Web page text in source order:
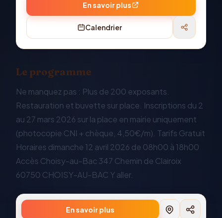
En savoir plus
Calendrier
Le programme
Ne manquez pas : Plus de 200 exposants.
Restauration et buvette sur place. Inscriptions du 2
au 27 mars 2026 sur la place en mairie uniquement
(photocopie CNI + chèque, 4,50€/m). Tarifs Gratuit
Horaires dimanche 12 avril 2026 de 08h00 à 18h00
Accès Choisy-au-Bac 347 Chemin de Clairoix
60750 CHOISY-AU-BAC Y aller.
En savoir plus